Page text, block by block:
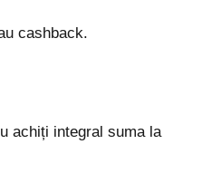
cashback.
achiți integral suma la